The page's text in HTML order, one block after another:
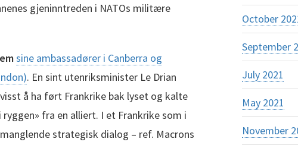
gjeninntreden i NATOs militære
sine ambassadører i Canberra og
. En sint utenriksminister Le Drian
å ha ført Frankrike bak lyset og kalte
ryggen» fra en alliert. I et Frankrike som i
strategisk dialog – ref. Macrons
October
September
July 2021
May 2021
November